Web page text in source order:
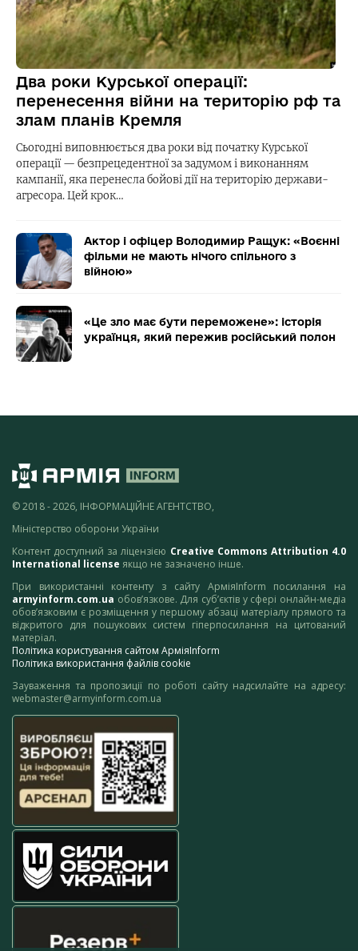
Два роки Курської операції:
перенесення війни на територію рф та
злам планів Кремля
Сьогодні виповнюється два роки від початку Курської
операції — безпрецедентної за задумом і виконанням
кампанії, яка перенесла бойові дії на територію держави-
агресора. Цей крок…
Актор і офіцер Володимир Ращук: «Воєнні
фільми не мають нічого спільного з
війною»
«Це зло має бути переможене»: історія
українця, який пережив російський полон
© 2018 - 2026, ІНФОРМАЦІЙНЕ АГЕНТСТВО,
Міністерство оборони України
Контент доступний за ліцензією Creative Commons Attribution 4.0
International license якщо не зазначено інше.
При використанні контенту з сайту АрміяInform посилання на
armyinform.com.ua обов’язкове. Для суб’єктів у сфері онлайн-медіа
обов’язковим є розміщення у першому абзаці матеріалу прямого та
відкритого для пошукових систем гіперпосилання на цитований
матеріал.
Політика користування сайтом АрміяInform
Політика використання файлів cookie
Зауваження та пропозиції по роботі сайту надсилайте на адресу:
webmaster@armyinform.com.ua